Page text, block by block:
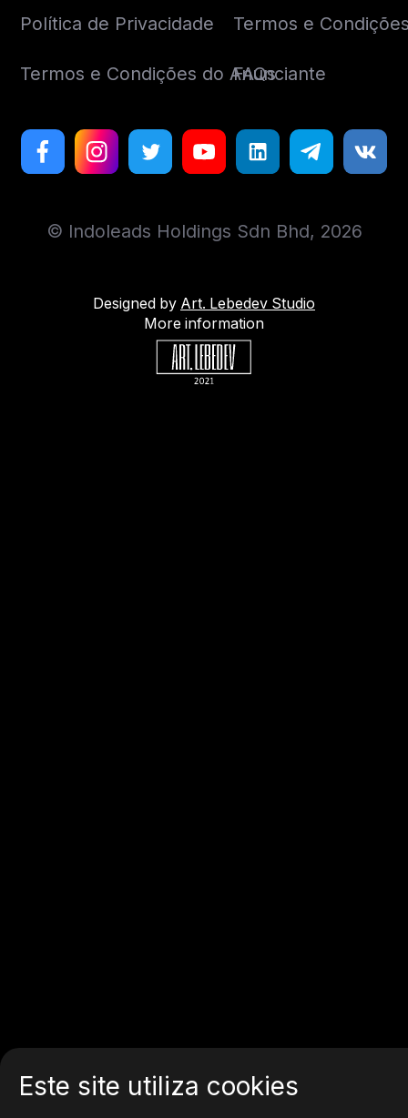
Este site utiliza cookies
Política de Privacidade Termos e
Termos e Condições do Anunciante
FAQs
© Indoleads Holdings Sdn Bhd, 2026
Designed by Art. Lebedev Studio
More information